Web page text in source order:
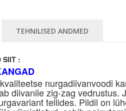
TEHNILISED ANDMED
SIIT :
nurgadiivanvoodi
diivanile zig-zag
tellides. Pildil on